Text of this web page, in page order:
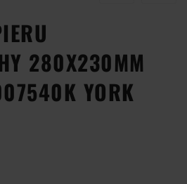
280X230MM
YORK